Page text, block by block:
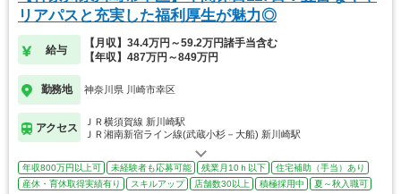
リアパスと充実した福利厚生が魅力◎
給与
【月収】34.4万円～59.2万円諸手当含む
【年収】487万円～849万円
勤務地 神奈川県 川崎市幸区
アクセス
ＪＲ横須賀線 新川崎駅
ＪＲ湘南新宿ライン線(武蔵小杉－大船) 新川崎駅
年収800万円以上可 未経験者も応募可能 残業月10ｈ以下
住宅補助（手当）あり
産休・育休取得実績有り
スキルアップ 店舗数30以上 積極採用中 夏～秋入職可